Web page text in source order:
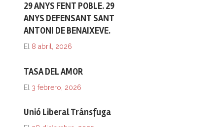
29 ANYS FENT POBLE. 29
ANYS DEFENSANT SANT
ANTONI DE BENAIXEVE.
El 8 abril, 2026
TASA DEL AMOR
El 3 febrero, 2026
Unió Liberal Tránsfuga